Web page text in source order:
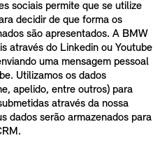
sociais permite que se utilize
decidir de que forma os
são apresentados. A BMW
através do Linkedin ou Youtube
uma mensagem pessoal
Utilizamos os dados
apelido, entre outros) para
através da nossa
dados serão armazenados para